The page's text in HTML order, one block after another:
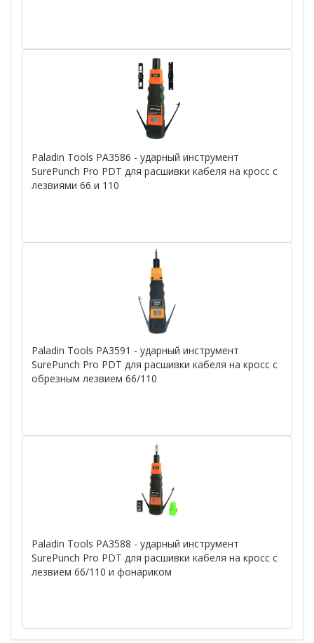
Paladin Tools PA3586 - ударный инструмент
SurePunch Pro PDT для расшивки кабеля на кросс с
лезвиями 66 и 110
Paladin Tools PA3591 - ударный инструмент
SurePunch Pro PDT для расшивки кабеля на кросс с
обрезным лезвием 66/110
Paladin Tools PA3588 - ударный инструмент
SurePunch Pro PDT для расшивки кабеля на кросс с
лезвием 66/110 и фонариком